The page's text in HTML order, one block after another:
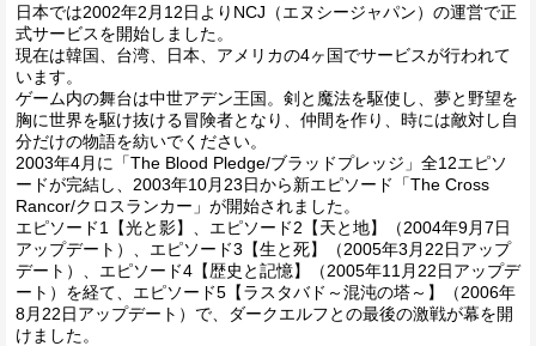
日本では2002年2月12日よりNCJ（エヌシージャパン）の運営で正
式サービスを開始しました。
現在は韓国、台湾、日本、アメリカの4ヶ国でサービスが行われて
います。
ゲーム内の舞台は中世アデン王国。剣と魔法を駆使し、夢と野望を
胸に世界を駆け抜ける冒険者となり、仲間を作り、時には敵対し自
分だけの物語を紡いでください。
2003年4月に「The Blood Pledge/ブラッドプレッジ」全12エピソ
ードが完結し、2003年10月23日から新エピソード「The Cross
Rancor/クロスランカー」が開始されました。
エピソード1【光と影】、エピソード2【天と地】（2004年9月7日
アップデート）、エピソード3【生と死】（2005年3月22日アップ
デート）、エピソード4【歴史と記憶】（2005年11月22日アップデ
ート）を経て、エピソード5【ラスタバド～混沌の塔～】（2006年
8月22日アップデート）で、ダークエルフとの最後の激戦が幕を開
けました。